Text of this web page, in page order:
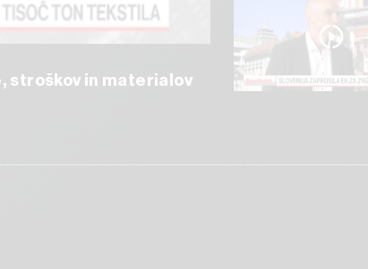
stroškov in materialov